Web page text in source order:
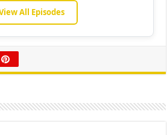
All Episodes